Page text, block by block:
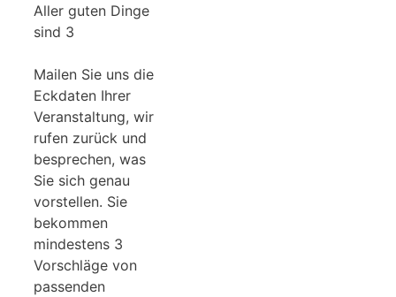
Aller guten Dinge
sind 3
Mailen Sie uns die
Eckdaten Ihrer
Veranstaltung, wir
rufen zurück und
besprechen, was
Sie sich genau
vorstellen. Sie
bekommen
mindestens 3
Vorschläge von
passenden